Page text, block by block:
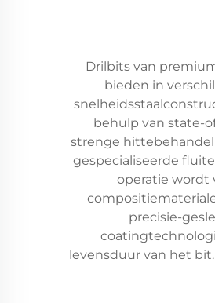
Drilbits van
bieden in
behulp van state-
strenge
gespecialiseerde
operatie wordt
precisie-
levensduur van het